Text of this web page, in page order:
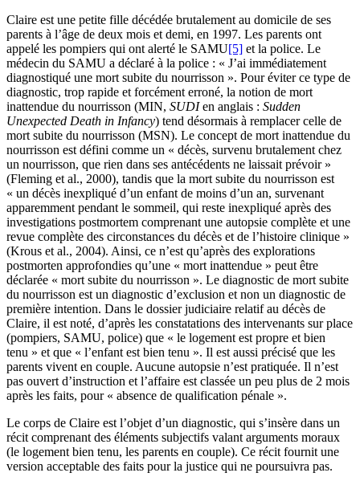
Claire est une petite fille décédée brutalement au domicile de ses
parents à l’âge de deux mois et demi, en 1997. Les parents ont
appelé les pompiers qui ont alerté le SAMU[5] et la police. Le
médecin du SAMU a déclaré à la police : « J’ai immédiatement
diagnostiqué une mort subite du nourrisson ». Pour éviter ce type de
diagnostic, trop rapide et forcément erroné, la notion de mort
inattendue du nourrisson (MIN, SUDIen anglais : Sudden
Unexpected Death in Infancy) tend désormais à remplacer celle de
mort subite du nourrisson (MSN). Le concept de mort inattendue du
nourrisson est défini comme un « décès, survenu brutalement chez
un nourrisson, que rien dans ses antécédents ne laissait prévoir »
(Fleming et al., 2000), tandis que la mort subite du nourrisson est
« un décès inexpliqué d’un enfant de moins d’un an, survenant
apparemment pendant le sommeil, qui reste inexpliqué après des
investigations postmortem comprenant une autopsie complète et une
revue complète des circonstances du décès et de l’histoire clinique »
(Krous et al., 2004). Ainsi, ce n’est qu’après des explorations
postmorten approfondies qu’une « mort inattendue » peut être
déclarée « mort subite du nourrisson ». Le diagnostic de mort subite
du nourrisson est un diagnostic d’exclusion et non un diagnostic de
première intention. Dans le dossier judiciaire relatif au décès de
Claire, il est noté, d’après les constatations des intervenants sur place
(pompiers, SAMU, police) que « le logement est propre et bien
tenu » et que « l’enfant est bien tenu ». Il est aussi précisé que les
parents vivent en couple. Aucune autopsie n’est pratiquée. Il n’est
pas ouvert d’instruction et l’affaire est classée un peu plus de 2 mois
après les faits, pour « absence de qualification pénale ».
Le corps de Claire est l’objet d’un diagnostic, qui s’insère dans un
récit comprenant des éléments subjectifs valant arguments moraux
(le logement bien tenu, les parents en couple). Ce récit fournit une
version acceptable des faits pour la justice qui ne poursuivra pas.